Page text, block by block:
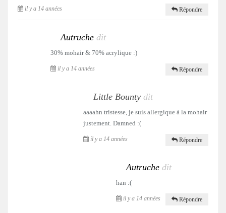
il y a 14 années Répondre
Autruche dit
30% mohair & 70% acrylique :)
il y a 14 années Répondre
Little Bounty dit
aaaahn tristesse, je suis allergique à la mohair
justement. Damned :(
il y a 14 années Répondre
Autruche dit
han :(
il y a 14 années Répondre